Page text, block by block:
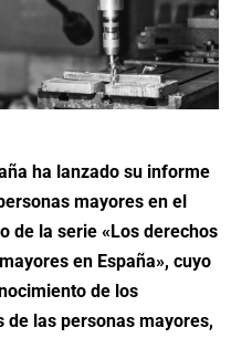
ha lanzado su informe
mayores en el
de la serie «Los derechos
en España», cuyo
de los
las personas mayores,